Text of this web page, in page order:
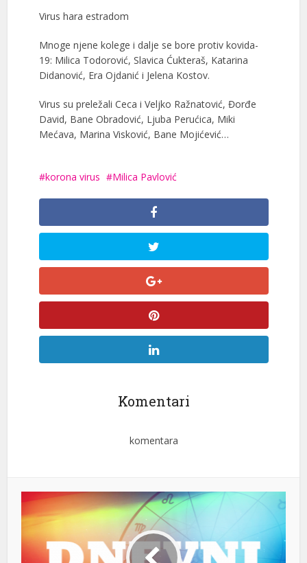
Virus hara estradom
Mnoge njene kolege i dalje se bore protiv kovida-
19: Milica Todorović, Slavica Ćukteraš, Katarina
Didanović, Era Ojdanić i Jelena Kostov.
Virus su preležali Ceca i Veljko Ražnatović, Đorđe
David, Bane Obradović, Ljuba Perućica, Miki
Mećava, Marina Visković, Bane Mojićević…
korona virus Milica Pavlović
Komentari
komentara